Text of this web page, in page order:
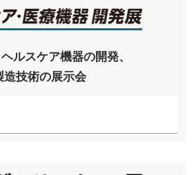
ルスケア機器の開発、
造技術の展示会